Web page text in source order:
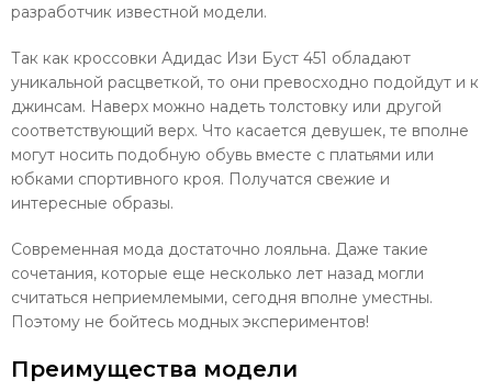
разработчик известной модели.
Так как кроссовки Адидас Изи Буст 451 обладают
уникальной расцветкой, то они превосходно подойдут и к
джинсам. Наверх можно надеть толстовку или другой
соответствующий верх. Что касается девушек, те вполне
могут носить подобную обувь вместе с платьями или
юбками спортивного кроя. Получатся свежие и
интересные образы.
Современная мода достаточно лояльна. Даже такие
сочетания, которые еще несколько лет назад могли
считаться неприемлемыми, сегодня вполне уместны.
Поэтому не бойтесь модных экспериментов!
Преимущества модели